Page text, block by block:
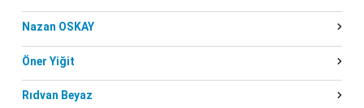
Nazan OSKAY
Öner Yiğit
Rıdvan Beyaz